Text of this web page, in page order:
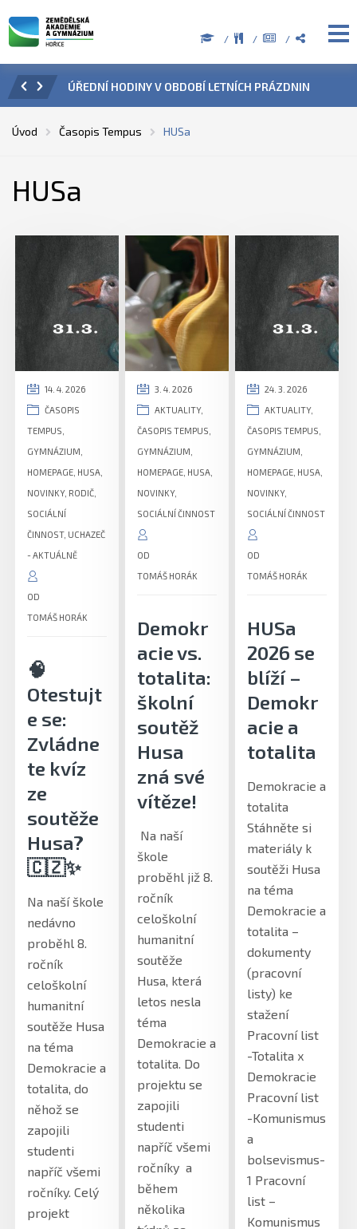
ÚŘEDNÍ HODINY V OBDOBÍ LETNÍCH PRÁZDNIN
Úvod Časopis Tempus HUSa
HUSa
14. 4. 2026
ČASOPIS
TEMPUS
GYMNÁZIUM
HOMEPAGE HUSA
NOVINKY, RODIČ
SOCIÁLNÍ
ČINNOST, UCHAZEČ
- AKTUÁLNĚ
OD
TOMÁŠ HORÁK
🧠
Otestujt
e se:
Zvládne
te kvíz
ze
soutěže
Husa?
🇨🇿✨
Na naší škole
nedávno
proběhl 8.
ročník
celoškolní
humanitní
soutěže Husa
na téma
Demokracie a
totalita, do
něhož se
zapojili
studenti
napříč všemi
ročníky. Celý
projekt
3. 4. 2026
AKTUALITY,
ČASOPIS TEMPUS
GYMNÁZIUM
HOMEPAGE HUSA
NOVINKY,
SOCIÁLNÍ ČINNOST
OD
TOMÁŠ HORÁK
Demokr
acie vs.
totalita:
školní
soutěž
Husa
zná své
vítěze!
Na naší
škole
proběhl již 8.
ročník
celoškolní
humanitní
soutěže
Husa, která
letos nesla
téma
Demokracie a
totalita. Do
projektu se
zapojili
studenti
napříč všemi
ročníky a
během
několika
24. 3. 2026
AKTUALITY,
ČASOPIS TEMPUS
GYMNÁZIUM
HOMEPAGE HUSA
NOVINKY,
SOCIÁLNÍ ČINNOST
OD
TOMÁŠ HORÁK
HUSa
2026 se
blíží –
Demokr
acie a
totalita
Demokracie a
totalita
Stáhněte si
materiály k
soutěži Husa
na téma
Demokracie a
totalita –
dokumenty
(pracovní
listy) ke
stažení
Pracovní list
-Totalita x
Demokracie
Pracovní list
-Komunismus
a
bolsevismus-
1 Pracovní
list –
Komunismus